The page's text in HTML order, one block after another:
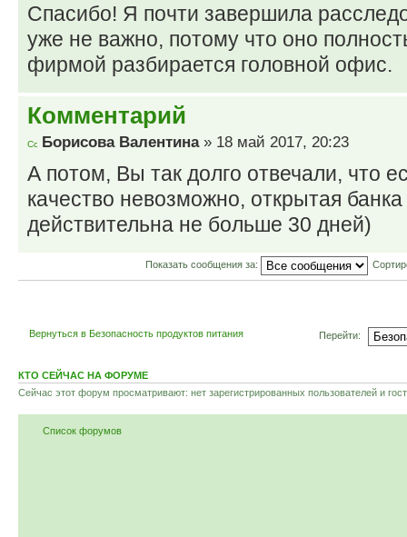
Спасибо! Я почти завершила
уже не важно, потому что оно
фирмой разбирается головной офис.
Комментарий
Борисова Валентина» 18 май 2017, 20:23
А потом, Вы так долго отвечали, что
качество невозможно, открытая
действительна не больше 30 дней)
Показать сообщения за:
Вернуться в Безопасность продуктов питания Перейти:
КТО СЕЙЧАС НА ФОРУМЕ
Сейчас этот форум просматривают: нет зарегистрированных пользователей и
Список форумов